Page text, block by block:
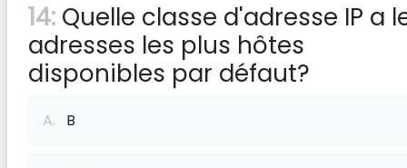
14: Quelle classe d'adresse IP a
adresses les plus hôtes
disponibles par défaut?
A. B